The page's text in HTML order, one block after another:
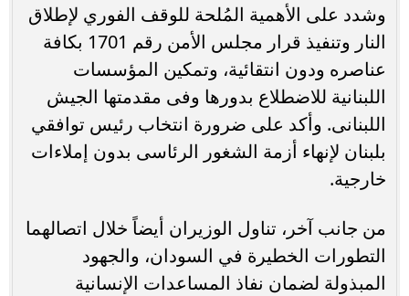
وشدد على الأهمية المُلحة للوقف الفوري لإطلاق
النار وتنفيذ قرار مجلس الأمن رقم 1701 بكافة
عناصره ودون انتقائية، وتمكين المؤسسات
اللبنانية للاضطلاع بدورها وفى مقدمتها الجيش
اللبنانى. وأكد على ضرورة انتخاب رئيس توافقي
بلبنان لإنهاء أزمة الشغور الرئاسى بدون إملاءات
خارجية.
من جانب آخر، تناول الوزيران أيضاً خلال اتصالهما
التطورات الخطيرة في السودان، والجهود
المبذولة لضمان نفاذ المساعدات الإنسانية